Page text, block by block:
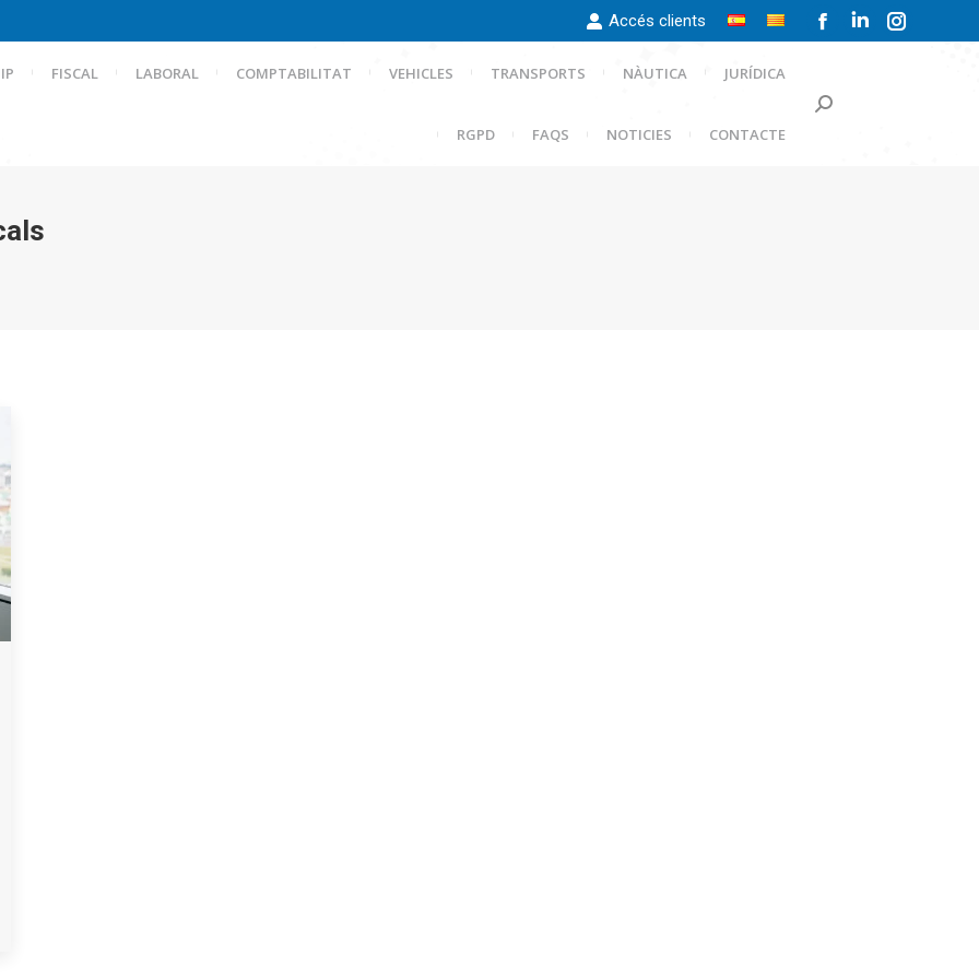
Accés clients
Facebook
opens
Linkedin
FISCAL LABORAL COMPTABILITAT VEHICLES TRANSPORTS NÀUTICA JURÍDICA
RGPD FAQS NOTICIES CONTACTE
Search: